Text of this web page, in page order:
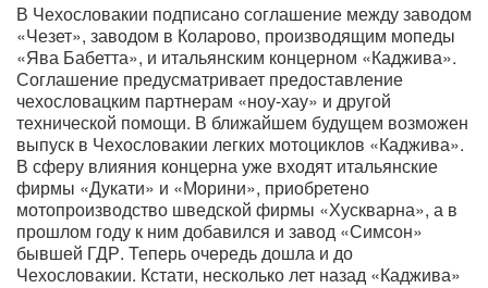
В Чехословакии подписано соглашение между заводом
«Чезет», заводом в Коларово, производящим мопеды
«Ява Бабетта», и итальянским концерном «Каджива».
Соглашение предусматривает предоставление
чехословацким партнерам «ноу-хау» и другой
технической помощи. В ближайшем будущем возможен
выпуск в Чехословакии легких мотоциклов «Каджива».
В сферу влияния концерна уже входят итальянские
фирмы «Дукати» и «Морини», приобретено
мотопроизводство шведской фирмы «Хускварна», а в
прошлом году к ним добавился и завод «Симсон»
бывшей ГДР. Теперь очередь дошла и до
Чехословакии. Кстати, несколько лет назад «Каджива»